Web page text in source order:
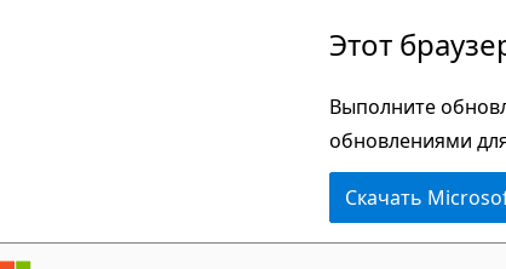
Этот
Выполните
обновлениями
Скачать